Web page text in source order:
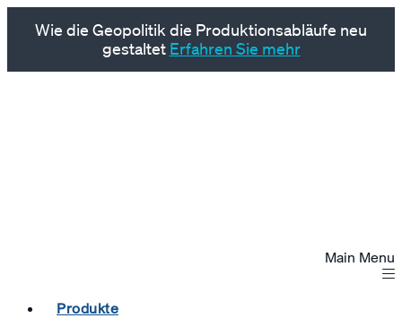
Wie die Geopolitik die Produktionsabläufe neu
gestaltet Erfahren Sie mehr
Main Menu
Produkte